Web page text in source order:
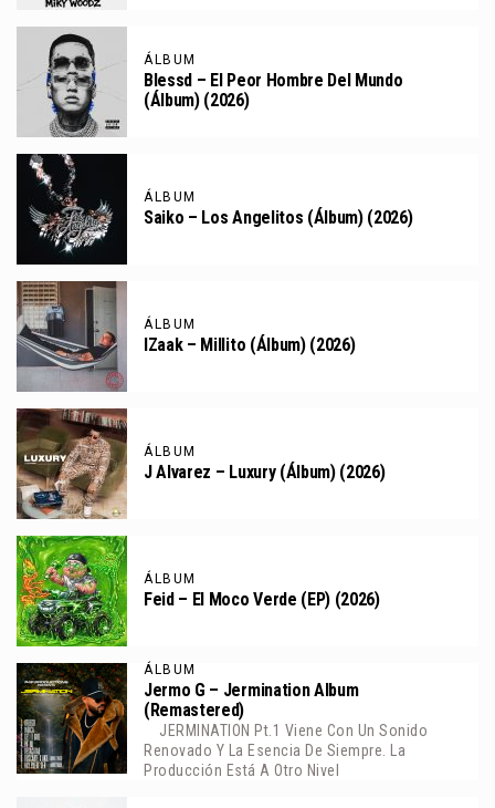
ÁLBUM
Blessd – El Peor Hombre Del Mundo
(Álbum) (2026)
ÁLBUM
Saiko – Los Angelitos (Álbum) (2026)
ÁLBUM
IZaak – Millito (Álbum) (2026)
ÁLBUM
J Alvarez – Luxury (Álbum) (2026)
ÁLBUM
Feid – El Moco Verde (EP) (2026)
ÁLBUM
Jermo G – Jermination Album
(Remastered)
JERMINATION Pt.1 Viene Con Un Sonido
Renovado Y La Esencia De Siempre. La
Producción Está A Otro Nivel